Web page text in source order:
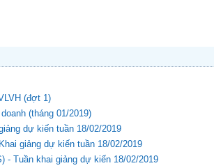
(đợt 1)
(tháng 01/2019)
dự kiến tuần 18/02/2019
giảng dự kiến tuần 18/02/2019
- Tuần khai giảng dự kiến 18/02/2019